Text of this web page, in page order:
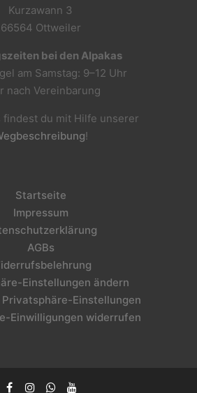
Kurzawann 3
66564 Ottweiler
bei den Alpakas
am Samstag: 9–12 Uhr
nach Vereinbarung
findest du mit Hilfe unserer
!
Startseite
Impressum
AGBs
Einstellungen ändern
Einstellungen
Einwilligungen widerrufen